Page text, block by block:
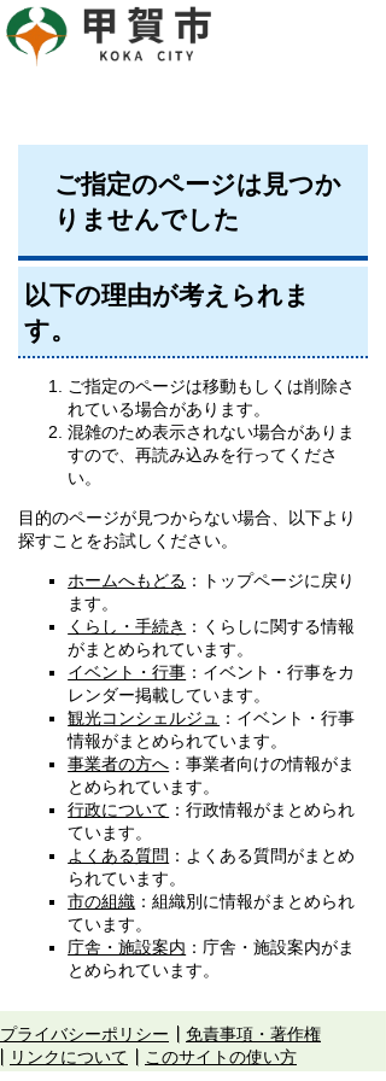
ご指定のページは見つか
りませんでした
以下の理由が考えられま
す。
ご指定のページは移動もしくは削除さ
れている場合があります。
混雑のため表示されない場合がありま
すので、再読み込みを行ってくださ
い。
目的のページが見つからない場合、以下より
探すことをお試しください。
ホームへもどる ：トップページに戻り
ます。
くらし・手続き ：くらしに関する情報
がまとめられています。
イベント・行事 ：イベント・行事をカ
レンダー掲載しています。
観光コンシェルジュ ：イベント・行事
情報がまとめられています。
事業者の方へ ：事業者向けの情報がま
とめられています。
行政について ：行政情報がまとめられ
ています。
よくある質問 ：よくある質問がまとめ
られています。
市の組織 ：組織別に情報がまとめられ
ています。
庁舎・施設案内 ：庁舎・施設案内がま
とめられています。
プライバシーポリシー
免責事項・著作権
リンクについて
このサイトの使い方